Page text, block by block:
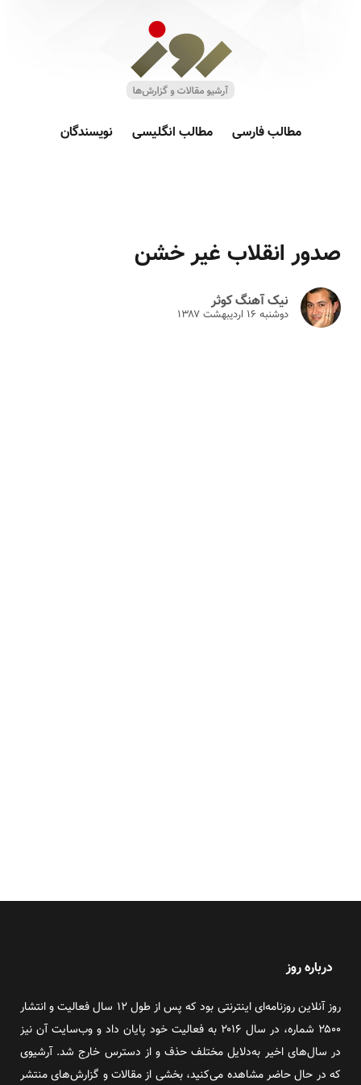
مطالب فارسی مطالب انگلیسی نویسندگان
صدور انقلاب غیر خشن
نیک آهنگ کوثر
دوشنبه ۱۶ ارديبهشت ۱۳۸۷
درباره روز
روز آنلاین روزنامه‌ای اینترنتی بود که پس از طول ۱۲ سال فعالیت و انتشار
۲۵۰۰ شماره، در سال ۲۰۱۶ به فعالیت خود پایان داد و وب‌سایت آن نیز
در سال‌های اخیر به‌دلایل مختلف حذف و از دسترس خارج شد. آرشیوی
که در حال حاضر مشاهده می‌کنید، بخشی از مقالات و گزارش‌های منتشر